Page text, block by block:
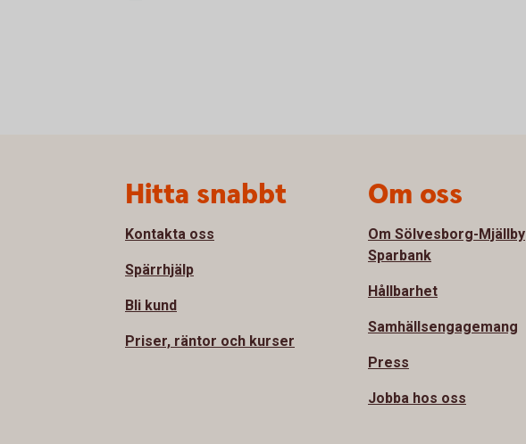
Hitta snabbt
Kontakta oss
Spärrhjälp
Bli kund
Priser, räntor och kurser
Om oss
Om Sölvesborg-Mjällby
Sparbank
Hållbarhet
Samhällsengagemang
Press
Jobba hos oss